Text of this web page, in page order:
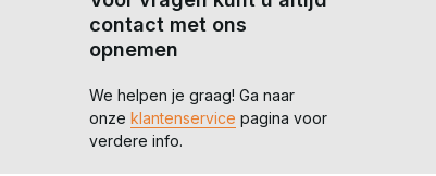
contact met ons
opnemen
We helpen je graag! Ga naar
onze klantenservice pagina voor
verdere info.